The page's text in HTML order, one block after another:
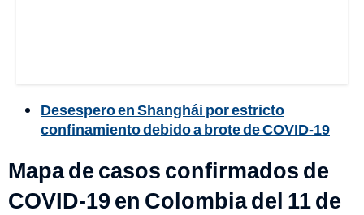
Desespero en Shanghái por estricto
confinamiento debido a brote de COVID-19
Mapa de casos confirmados de
COVID-19 en Colombia del 11 de